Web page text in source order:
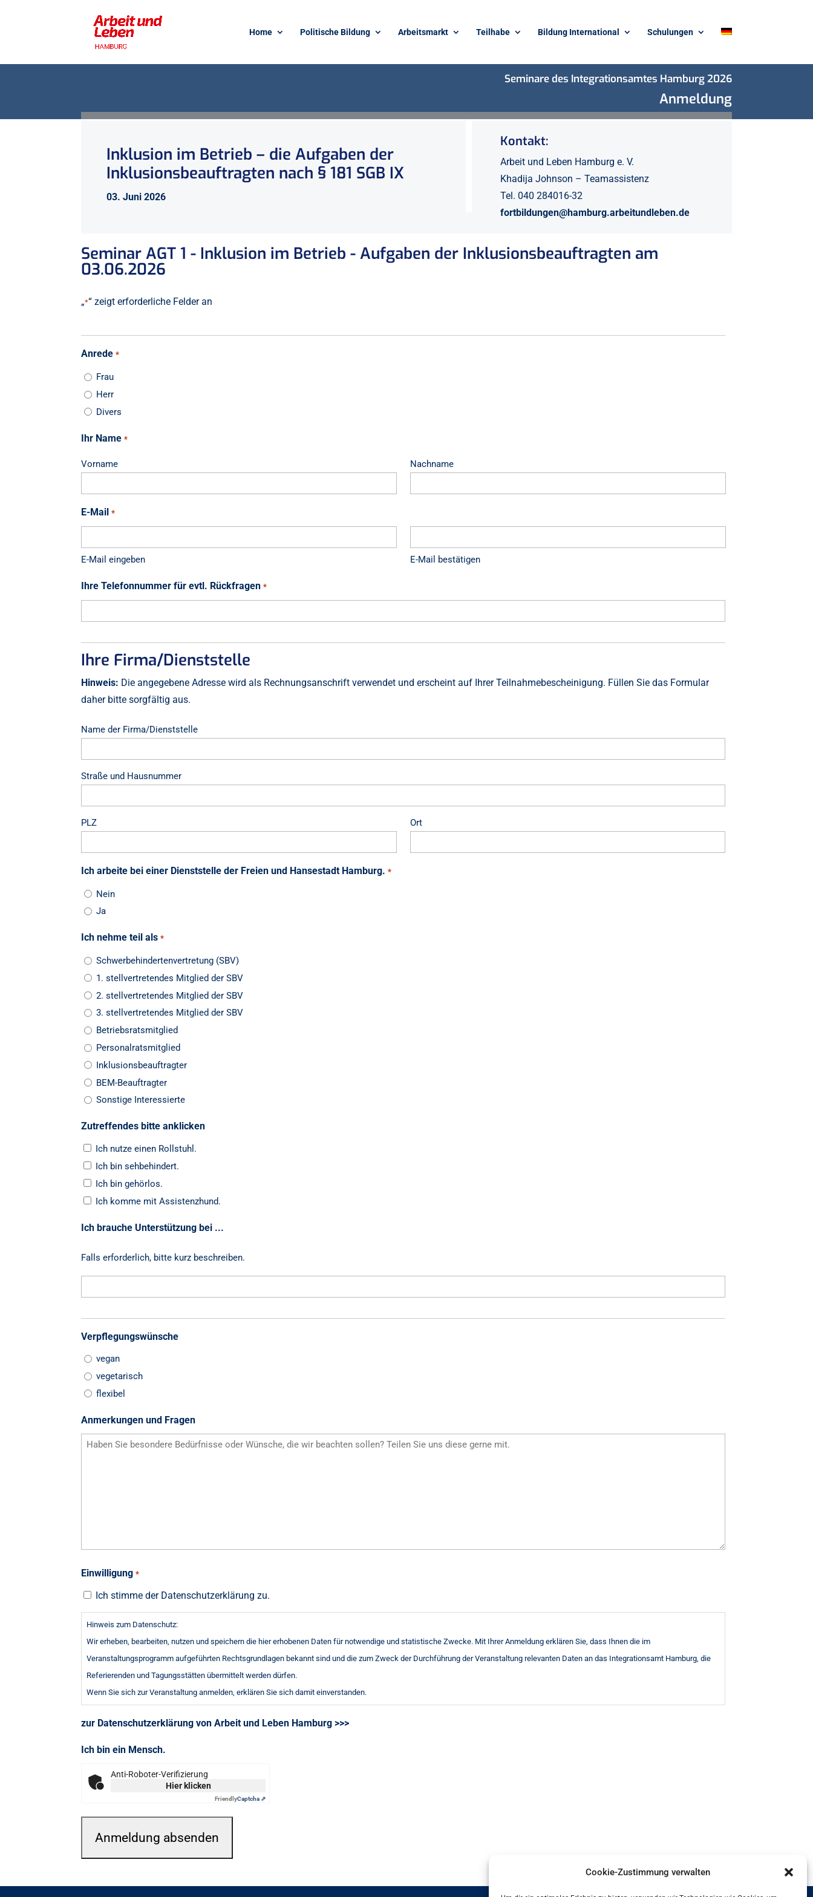
Cookie-Zustimmung verwalten
Home Politische Bildung Arbeitsmarkt Teilhabe Bildung International Schulungen
Seminare des Integrationsamtes Hamburg 2026
Anmeldung
Inklusion im Betrieb – die Aufgaben der
Inklusionsbeauftragten nach § 181 SGB IX
03. Juni 2026
Kontakt:
Arbeit und Leben Hamburg e. V.
Khadija Johnson – Teamassistenz
Tel. 040 284016-32
fortbildungen@hamburg.arbeitundleben.de
Seminar AGT 1 - Inklusion im Betrieb - Aufgaben der Inklusionsbeauftragten am
03.06.2026
„*“ zeigt erforderliche Felder an
Anrede *
Frau
Herr
Divers
Ihr Name *
Vorname Nachname
E-Mail *
E-Mail eingeben E-Mail bestätigen
Ihre Telefonnummer für evtl. Rückfragen *
Ihre Firma/Dienststelle
Hinweis: Die angegebene Adresse wird als Rechnungsanschrift verwendet und erscheint auf Ihrer Teilnahmebescheinigung. Füllen Sie das Formular
daher bitte sorgfältig aus.
Ihrer
Firma/Dienststelle
*
Name der Firma/Dienststelle
Straße und Hausnummer
PLZ Ort
Ich arbeite bei einer Dienststelle der Freien und Hansestadt Hamburg. *
Nein
Ja
Ich nehme teil als *
Schwerbehindertenvertretung (SBV)
1. stellvertretendes Mitglied der SBV
2. stellvertretendes Mitglied der SBV
3. stellvertretendes Mitglied der SBV
Betriebsratsmitglied
Personalratsmitglied
Inklusionsbeauftragter
BEM-Beauftragter
Sonstige Interessierte
Zutreffendes bitte anklicken
Ich nutze einen Rollstuhl.
Ich bin sehbehindert.
Ich bin gehörlos.
Ich komme mit Assistenzhund.
Ich brauche Unterstützung bei ...
Falls erforderlich, bitte kurz beschreiben.
Verpflegungswünsche
vegan
vegetarisch
flexibel
Anmerkungen und Fragen
Einwilligung *
Ich stimme der Datenschutzerklärung zu.
Hinweis zum Datenschutz:
Wir erheben, bearbeiten, nutzen und speichern die hier erhobenen Daten für notwendige und statistische Zwecke. Mit Ihrer Anmeldung erklären Sie, dass Ihnen die im
Veranstaltungsprogramm aufgeführten Rechtsgrundlagen bekannt sind und die zum Zweck der Durchführung der Veranstaltung relevanten Daten an das Integrationsamt Hamburg, die
Referierenden und Tagungsstätten übermittelt werden dürfen.
Wenn Sie sich zur Veranstaltung anmelden, erklären Sie sich damit einverstanden.
zur Datenschutzerklärung von Arbeit und Leben Hamburg >>>
Ich bin ein Mensch.
Anti-Roboter-Verifizierung
Hier klicken
FriendlyCaptcha ⇗